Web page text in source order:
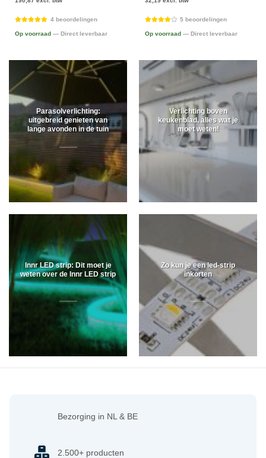
4 beoordelingen
Op voorraad — Direct leverbaar
5 beoordelingen
Op voorraad — Direct leverbaar
Parasolverlichting:
uitgebreid genieten van
lange avonden in de tuin
Verlichting boven
keukenblad, alles wat je
moet weten!
Innr LED strip: Dit moet je
weten over de Innr LED strip
Zo kun je een led-strip
inkorten
Bezorging in NL & BE
2.500+ producten